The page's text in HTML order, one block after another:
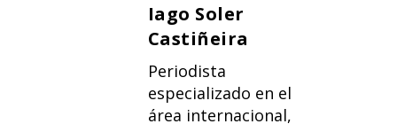
Iago Soler
Castiñeira
Periodista
especializado en el
área internacional,